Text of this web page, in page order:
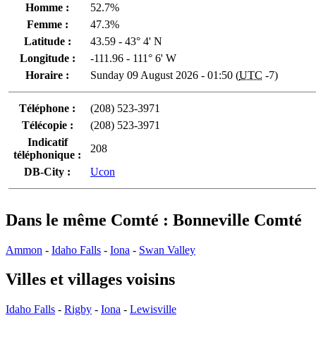
Homme :
52.7%
Femme :
47.3%
Latitude :
43.59 - 43° 4' N
Longitude :
-111.96 - 111° 6' W
Horaire :
Sunday 09 August 2026 - 01:50 (UTC -7)
Téléphone :
(208) 523-3971
Télécopie :
(208) 523-3971
Indicatif
téléphonique :
208
DB-City :
Ucon
Dans le même Comté : Bonneville Comté
Ammon - Idaho Falls - Iona - Swan Valley
Villes et villages voisins
Idaho Falls - Rigby - Iona - Lewisville